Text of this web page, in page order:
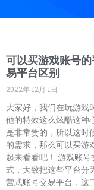
可以买游戏账号
易平台区别
2022年 12月 1日
大家好，我们在玩游戏
他的特效这么炫酷这种
是非常贵的，所以这时
的需求，那么可以买游
起来看看吧！ 游戏账
式，大致把这些平台分
营式账号交易平台，这